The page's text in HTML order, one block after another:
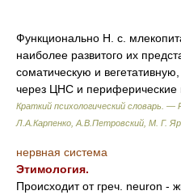
Функционально Н. с.
наиболее развитого их
соматическую и
через ЦНС и периферические
Краткий психологический словарь.
Л.А.Карпенко, А.В.Петровский, М. Г.
нервная система
Этимология.
Происходит от греч. neuron -